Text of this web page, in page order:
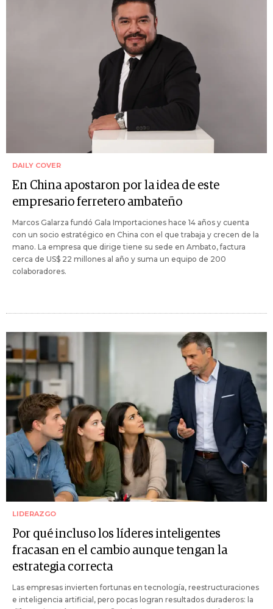
DAILY COVER
En China apostaron por la idea de este
empresario ferretero ambateño
Marcos Galarza fundó Gala Importaciones hace 14 años y cuenta
con un socio estratégico en China con el que trabaja y crecen de la
mano. La empresa que dirige tiene su sede en Ambato, factura
cerca de US$ 22 millones al año y suma un equipo de 200
colaboradores.
LIDERAZGO
Por qué incluso los líderes inteligentes
fracasan en el cambio aunque tengan la
estrategia correcta
Las empresas invierten fortunas en tecnología, reestructuraciones
e inteligencia artificial, pero pocas logran resultados duraderos: la